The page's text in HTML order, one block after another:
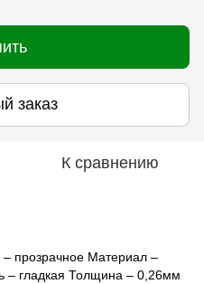
заказ
К сравнению
– прозрачное Материал –
– гладкая Толщина – 0,26мм